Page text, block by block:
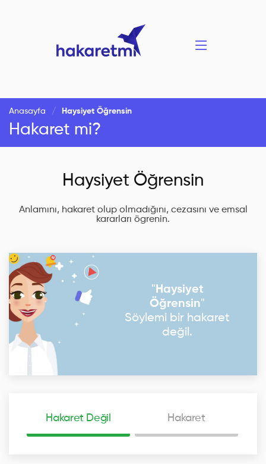
Anasayfa Haysiyet Öğrensin
Hakaret mi?
Haysiyet Öğrensin
Anlamını, hakaret olup olmadığını, cezasını ve emsal
kararları ögrenin.
"Haysiyet
Öğrensin"
Söylemi bir hakaret
değil.
Hakaret Değil Hakaret